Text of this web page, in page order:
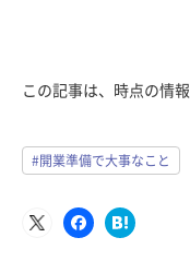
この記事は、時点の情
#開業準備で大事なこと